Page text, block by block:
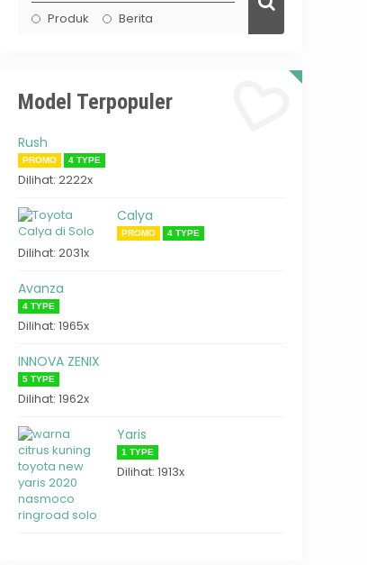
Produk Berita
Model Terpopuler
Rush
PROMO 4 TYPE
Dilihat: 2222x
Calya
PROMO 4 TYPE
Dilihat: 2031x
Avanza
4 TYPE
Dilihat: 1965x
INNOVA ZENIX
5 TYPE
Dilihat: 1962x
Yaris
1 TYPE
Dilihat: 1913x